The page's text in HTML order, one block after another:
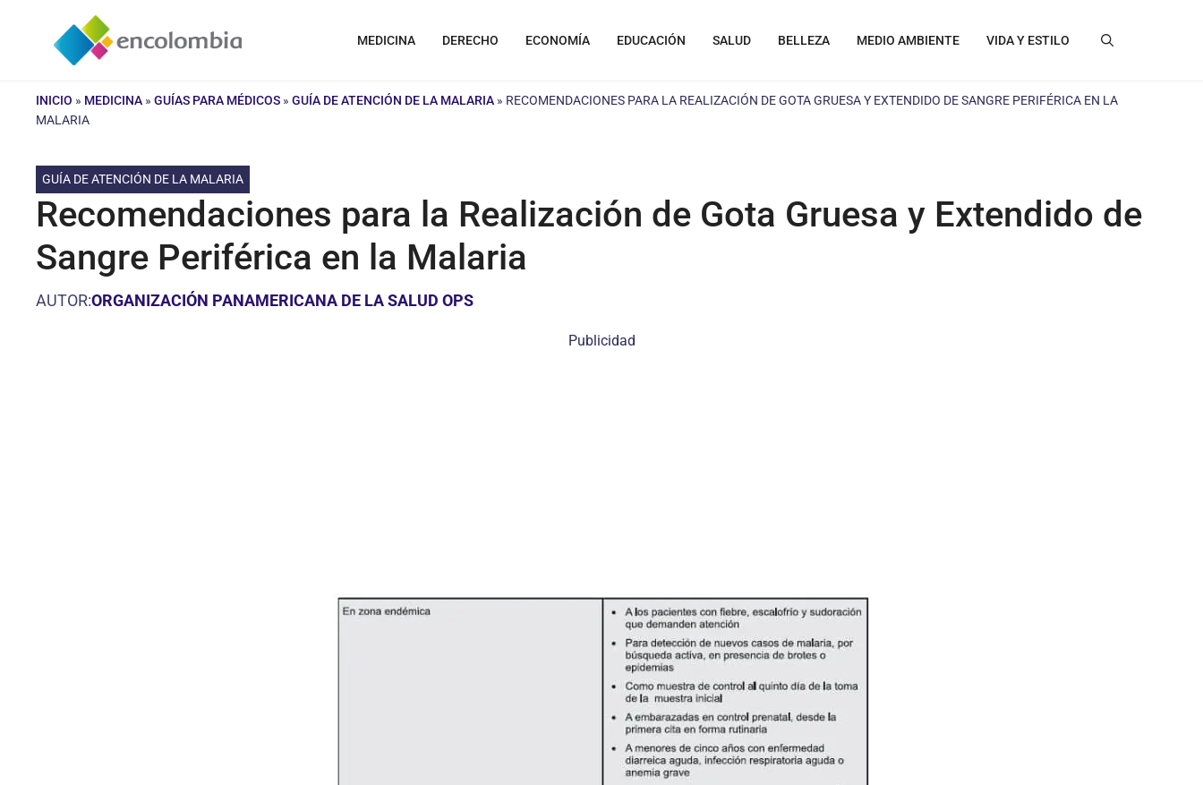
contenido
MEDICINA DERECHO ECONOMÍA EDUCACIÓN SALUD BELLEZA MEDIO AMBIENTE VIDA Y ESTILO
INICIO » MEDICINA » GUÍAS PARA MÉDICOS » GUÍA DE ATENCIÓN DE LA MALARIA » RECOMENDACIONES PARA LA REALIZACIÓN DE GOTA GRUESA Y EXTENDIDO DE SANGRE PERIFÉRICA EN LA
MALARIA
GUÍA DE ATENCIÓN DE LA MALARIA
Recomendaciones para la Realización de Gota Gruesa y Extendido de
Sangre Periférica en la Malaria
AUTOR:ORGANIZACIÓN PANAMERICANA DE LA SALUD OPS
Publicidad